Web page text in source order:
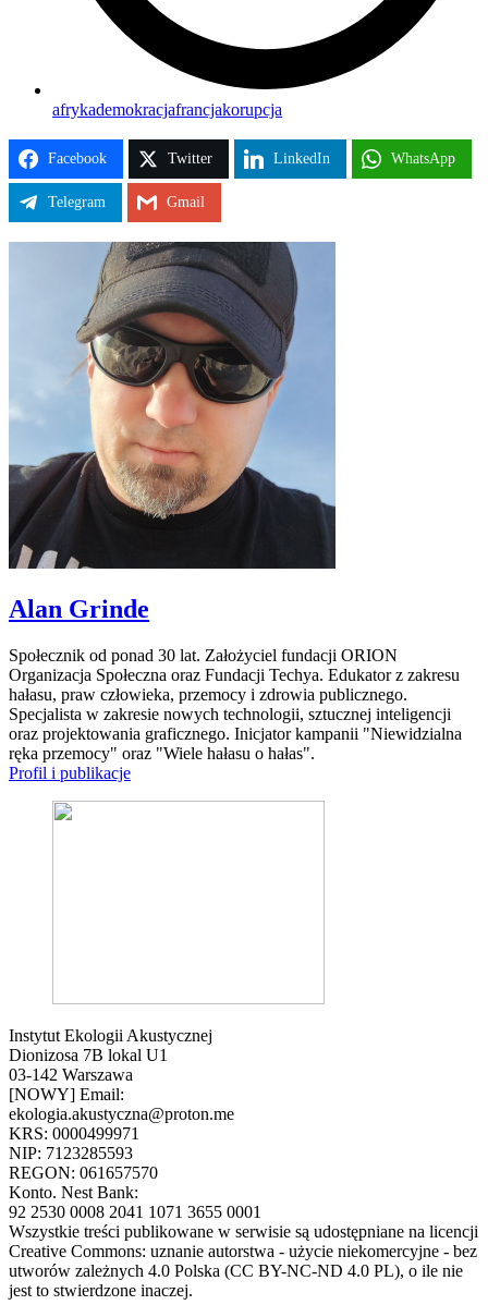
afrykademokracjafrancjakorupcja
Facebook Twitter LinkedIn WhatsApp
Telegram Gmail
Alan Grinde
Społecznik od ponad 30 lat. Założyciel fundacji ORION
Organizacja Społeczna oraz Fundacji Techya. Edukator z zakresu
hałasu, praw człowieka, przemocy i zdrowia publicznego.
Specjalista w zakresie nowych technologii, sztucznej inteligencji
oraz projektowania graficznego. Inicjator kampanii "Niewidzialna
ręka przemocy" oraz "Wiele hałasu o hałas".
Profil i publikacje
Instytut Ekologii Akustycznej
Dionizosa 7B lokal U1
03-142 Warszawa
[NOWY] Email:
ekologia.akustyczna@proton.me
KRS: 0000499971
NIP: 7123285593
REGON: 061657570
Konto. Nest Bank:
92 2530 0008 2041 1071 3655 0001
Wszystkie treści publikowane w serwisie są udostępniane na licencji
Creative Commons: uznanie autorstwa - użycie niekomercyjne - bez
utworów zależnych 4.0 Polska (CC BY-NC-ND 4.0 PL), o ile nie
jest to stwierdzone inaczej.